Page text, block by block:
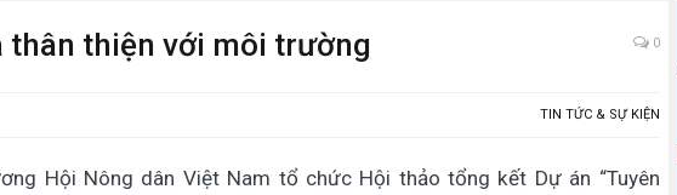
thân thiện với môi trường 0
TIN TỨC & SỰ KIỆN
Hội Nông dân Việt Nam tổ chức Hội thảo tổng kết Dự án “Tuyên